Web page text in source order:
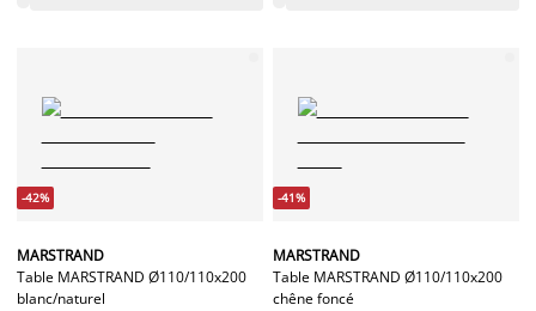
-42%
MARSTRAND
Table MARSTRAND Ø110/110x200
blanc/naturel
-41%
MARSTRAND
Table MARSTRAND Ø110/110x200
chêne foncé